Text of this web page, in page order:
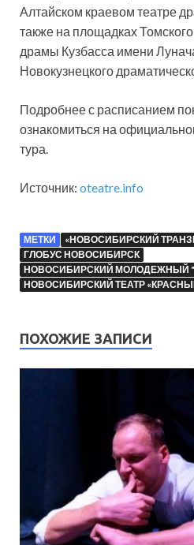
Алтайском краевом театре
также на площадках
драмы Кузбасса имени
Новокузнецкого
Подробнее с расписанием
ознакомиться на
тура.
Источник: oteatre.info
МЕТКИ «НОВОСИБИРСКИЙ
ГЛОБУС НОВОСИБИРСК
НОВОСИБИРСКИЙ МОЛОДЕЖНЫЙ
НОВОСИБИРСКИЙ ТЕАТР
ПОХОЖИЕ ЗАПИСИ